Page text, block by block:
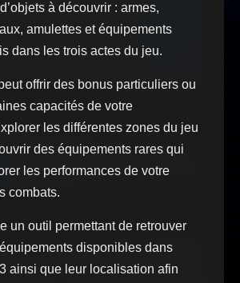
à découvrir : armes,
amulettes et équipements
dans les trois actes du jeu.
offrir des bonus particuliers ou
capacités de votre
les différentes zones du jeu
des équipements rares qui
les performances de votre
combats.
un outil permettant de retrouver
disponibles dans
ainsi que leur localisation afin